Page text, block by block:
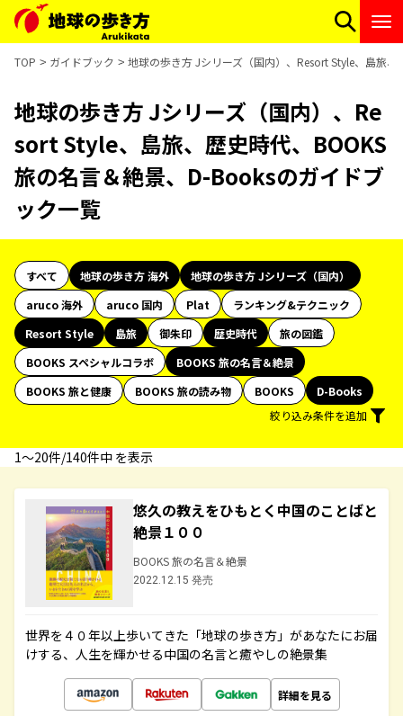
TOP ガイドブック 地球の歩き方 Jシリーズ（国内）、Resort Style、島旅
地球の歩き方 Jシリーズ（国内）、Re
sort Style、島旅、歴史時代、BOOKS
旅の名言＆絶景、D-Booksのガイドブ
ック一覧
すべて 地球の歩き方 海外
地球の歩き方 Jシリーズ（国内）
aruco 海外
aruco 国内 Plat
ランキング&テクニック
Resort Style
島旅 御朱印 歴史時代
旅の図鑑
BOOKS スペシャルコラボ
BOOKS 旅の名言＆絶景
BOOKS 旅と健康
BOOKS 旅の読み物 BOOKS
D-Books
絞り込み条件を追加
1〜20件/140件中 を表示
悠久の教えをひもとく中国のことばと
絶景１００
BOOKS 旅の名言＆絶景
2022.12.15 発売
世界を４０年以上歩いてきた「地球の歩き方」があなたにお届
けする、人生を輝かせる中国の名言と癒やしの絶景集
詳細を見る